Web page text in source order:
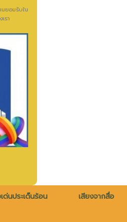
นยอมรับใน
เรา
ด่นประเด็นร้อน เสียงจากสื่อ